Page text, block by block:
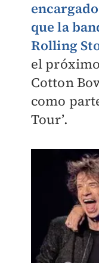
que la
Rolling
el
Cotton
como
Tour’.